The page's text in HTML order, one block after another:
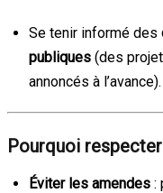
Se tenir informé des
publiques (des
annoncés à l’avance).
Pourquoi
Éviter les amendes :